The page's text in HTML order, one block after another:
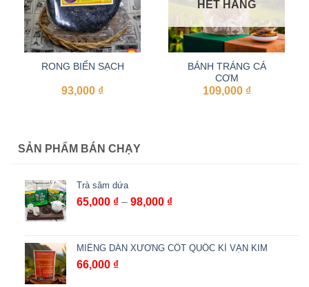
RONG BIỂN SẠCH
93,000 ₫
HẾT HÀNG
BÁNH TRÁNG CÁ
CƠM
109,000 ₫
SẢN PHẨM BÁN CHẠY
Trà sâm dứa
65,000 ₫ – 98,000 ₫Khoảng
65,000 ₫
MIẾNG DÁN XƯƠNG CỐT QUỐC KÌ VẠN KIM
66,000 ₫